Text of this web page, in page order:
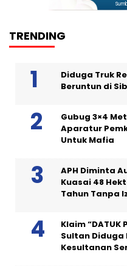
TRENDING
Diduga Truk
Beruntun di
Gubug 3×4
Aparatur
Untuk Mafia
APH Diminta
Kuasai 48
Tahun Tanpa
Klaim “DATUK
Sultan Diduga
Kesultanan